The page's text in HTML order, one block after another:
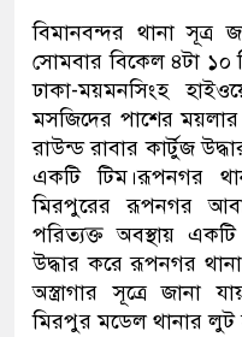
বিমানবন্দর থানা সূত্র
সোমবার বিকেল ৪টা ১০
ঢাকা-ময়মনসিংহ
মসজিদের পাশের
রাউন্ড রাবার কার্টুজ
একটি টিম।রূপনগর
মিরপুরের রূপনগর
পরিত্যক্ত অবস্থায়
উদ্ধার করে রূপনগর
অস্ত্রাগার সূত্রে জানা
মিরপুর মডেল থানার লুট